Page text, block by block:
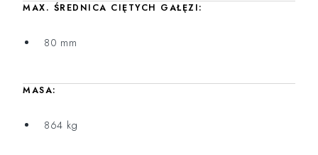
MAX. ŚREDNICA CIĘTYCH GAŁĘZI:
80 mm
MASA:
864 kg